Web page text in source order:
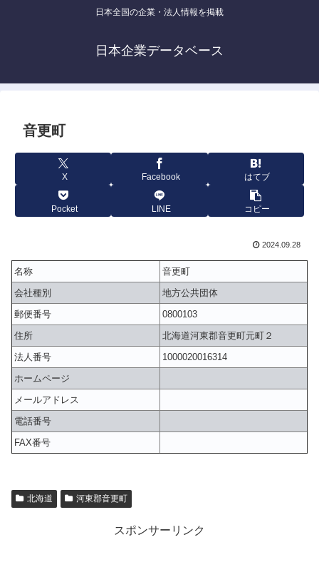
日本全国の企業・法人情報を掲載
日本企業データベース
音更町
X Facebook はてブ
Pocket LINE コピー
2024.09.28
名称
音更町
会社種別
地方公共団体
郵便番号
0800103
住所
北海道河東郡音更町元町２
法人番号
1000020016314
ホームページ
メールアドレス
電話番号
FAX番号
北海道 河東郡音更町
スポンサーリンク